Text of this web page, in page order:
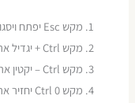
מקש Esc יפתח ויסגור את סרגל הנגישות
מקש Ctrl + יגדיל את הטקסט באתר
מקש Ctrl – יקטין את הטקסט באתר
מקש Ctrl 0 יחזיר את האתר לגדלו המקורי